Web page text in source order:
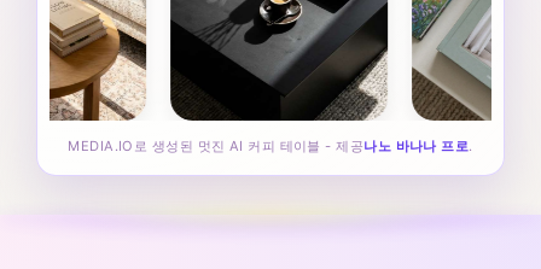
MEDIA.IO로 생성된 멋진 AI 커피 테이블 - 제공나노 바나나 프로.